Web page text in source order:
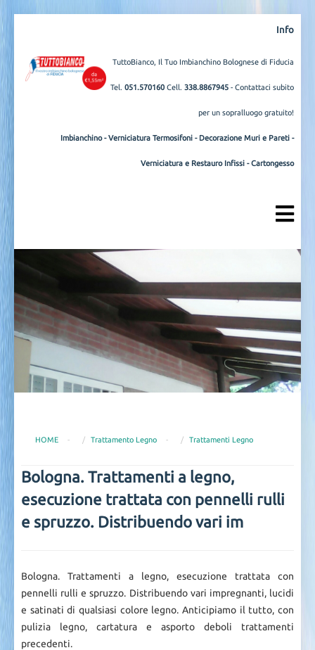
Info
TuttoBianco, Il Tuo Imbianchino Bolognese di Fiducia
Tel. 051.570160 Cell. 338.8867945 - Contattaci subito
per un sopralluogo gratuito!
Imbianchino-Verniciatura Termosifoni - Decorazione Muri e Pareti -
Verniciatura e Restauro Infissi -Cartongesso
HOME - Trattamento Legno - Trattamenti Legno
Bologna. Trattamenti a legno,
esecuzione trattata con pennelli rulli
e spruzzo. Distribuendo vari im
Bologna. Trattamenti a legno, esecuzione trattata con
pennelli rulli e spruzzo. Distribuendo vari impregnanti, lucidi
e satinati di qualsiasi colore legno. Anticipiamo il tutto, con
pulizia legno, cartatura e asporto deboli trattamenti
precedenti.